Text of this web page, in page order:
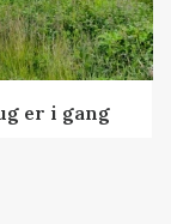
er i gang